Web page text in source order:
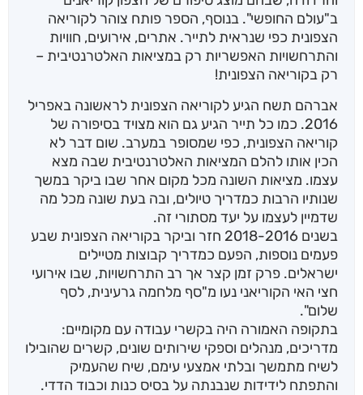
ב"עולם החופשי". בנוסף, הספר פותח צוהר לקוריאה
הצפונית כפי שנראית לתייר. אתרים, אירועים, חוויות
והתרחשויות האפשריות רק במציאות האלטרנטיבית –
רק בקוריאה הצפונית!
אברהם תשח הגיע לקוריאה הצפונית לראשונה באפריל
2016. כמו כל תייר הגיע גם הוא מצויד בסיפורה של
קוריאה הצפונית, כפי שמסופר במערב. שום דבר לא
הכין אותו להלם המציאות האלטרנטיבית שבה מצא
עצמו. מציאות השונה מכל מקום אחר שבו ביקר במשך
שנותיו הרבות כמדריך טיולים, ובה בעת שונה מכל מה
שדמיין לעצמו על יעד מסתורי זה.
בשנים 2018-2016 חזר וביקר בקוריאה הצפונית שבע
פעמים נוספות, הפעם כמדריך קבוצות מטיילים
ישראלים. פרק זמן קצר אך רב התרחשויות, שבו אירועי
חצי האי הקוריאני נעו מ"סף מלחמה גרעינית, לסף
שלום".
בתקופה האמורה היה בקשרי עבודה עם מקומיים:
מדריכים, מנהלים וספקי שירותים שונים, קשרים שהובילו
לשיח מתמשך ובלתי אמצעי עימם, שיח שהעמיק
והתפתח לידידות שנבנתה על בסיס כנות וכבוד הדדי.